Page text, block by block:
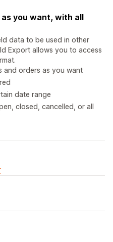
you want, with all
data to be used in other
Export allows you to access
and orders as you want
date range
closed, cancelled, or all